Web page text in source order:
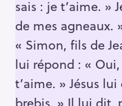
sais : je t’aime. »
de mes agneaux.
« Simon, fils de
lui répond : «
t’aime. » Jésus